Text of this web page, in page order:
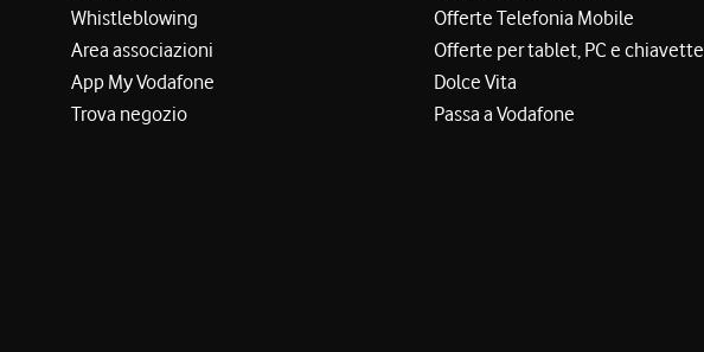
Whistleblowing
Area associazioni
App My Vodafone
Trova negozio
Offerte Telefonia Mobile
Offerte per tablet, PC e chiavette
Dolce Vita
Passa a Vodafone